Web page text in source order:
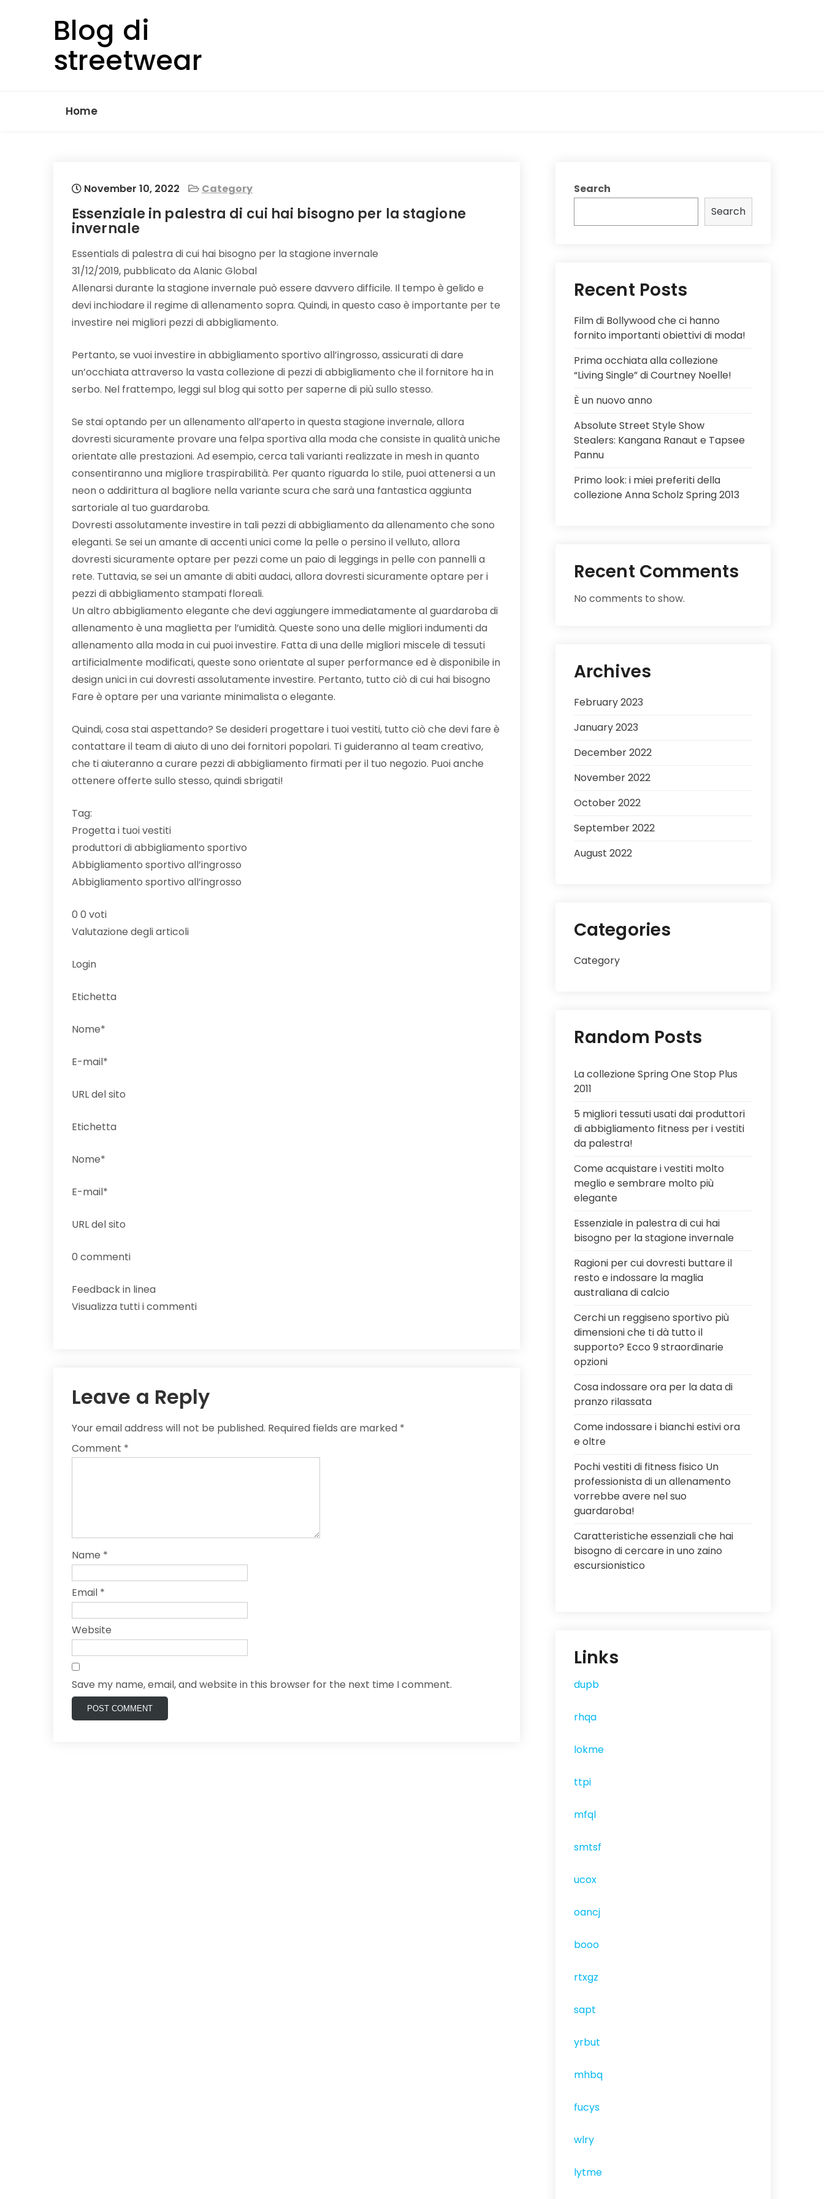
Blog di
streetwear
Home
November 10, 2022 Category
Essenziale in palestra di cui hai bisogno per la stagione
invernale
Essentials di palestra di cui hai bisogno per la stagione invernale
31/12/2019, pubblicato da Alanic Global
Allenarsi durante la stagione invernale può essere davvero difficile. Il tempo è gelido e
devi inchiodare il regime di allenamento sopra. Quindi, in questo caso è importante per te
investire nei migliori pezzi di abbigliamento.
Pertanto, se vuoi investire in abbigliamento sportivo all’ingrosso, assicurati di dare
un’occhiata attraverso la vasta collezione di pezzi di abbigliamento che il fornitore ha in
serbo. Nel frattempo, leggi sul blog qui sotto per saperne di più sullo stesso.
Se stai optando per un allenamento all’aperto in questa stagione invernale, allora
dovresti sicuramente provare una felpa sportiva alla moda che consiste in qualità uniche
orientate alle prestazioni. Ad esempio, cerca tali varianti realizzate in mesh in quanto
consentiranno una migliore traspirabilità. Per quanto riguarda lo stile, puoi attenersi a un
neon o addirittura al bagliore nella variante scura che sarà una fantastica aggiunta
sartoriale al tuo guardaroba.
Dovresti assolutamente investire in tali pezzi di abbigliamento da allenamento che sono
eleganti. Se sei un amante di accenti unici come la pelle o persino il velluto, allora
dovresti sicuramente optare per pezzi come un paio di leggings in pelle con pannelli a
rete. Tuttavia, se sei un amante di abiti audaci, allora dovresti sicuramente optare per i
pezzi di abbigliamento stampati floreali.
Un altro abbigliamento elegante che devi aggiungere immediatamente al guardaroba di
allenamento è una maglietta per l’umidità. Queste sono una delle migliori indumenti da
allenamento alla moda in cui puoi investire. Fatta di una delle migliori miscele di tessuti
artificialmente modificati, queste sono orientate al super performance ed è disponibile in
design unici in cui dovresti assolutamente investire. Pertanto, tutto ciò di cui hai bisogno
Fare è optare per una variante minimalista o elegante.
Quindi, cosa stai aspettando? Se desideri progettare i tuoi vestiti, tutto ciò che devi fare è
contattare il team di aiuto di uno dei fornitori popolari. Ti guideranno al team creativo,
che ti aiuteranno a curare pezzi di abbigliamento firmati per il tuo negozio. Puoi anche
ottenere offerte sullo stesso, quindi sbrigati!
Tag:
Progetta i tuoi vestiti
produttori di abbigliamento sportivo
Abbigliamento sportivo all’ingrosso
Abbigliamento sportivo all’ingrosso
0 0 voti
Valutazione degli articoli
Login
Etichetta
Nome*
E-mail*
URL del sito
Etichetta
Nome*
E-mail*
URL del sito
0 commenti
Feedback in linea
Visualizza tutti i commenti
Leave a Reply
Your email address will not be published. Required fields are marked *
Comment *
Name *
Email *
Website
Save my name, email, and website in this browser for the next time I comment.
Search
Search
Recent Posts
Film di Bollywood che ci hanno
fornito importanti obiettivi di moda!
Prima occhiata alla collezione
“Living Single” di Courtney Noelle!
È un nuovo anno
Absolute Street Style Show
Stealers: Kangana Ranaut e Tapsee
Pannu
Primo look: i miei preferiti della
collezione Anna Scholz Spring 2013
Recent Comments
No comments to show.
Archives
February 2023
January 2023
December 2022
November 2022
October 2022
September 2022
August 2022
Categories
Category
Random Posts
La collezione Spring One Stop Plus
2011
5 migliori tessuti usati dai produttori
di abbigliamento fitness per i vestiti
da palestra!
Come acquistare i vestiti molto
meglio e sembrare molto più
elegante
Essenziale in palestra di cui hai
bisogno per la stagione invernale
Ragioni per cui dovresti buttare il
resto e indossare la maglia
australiana di calcio
Cerchi un reggiseno sportivo più
dimensioni che ti dà tutto il
supporto? Ecco 9 straordinarie
opzioni
Cosa indossare ora per la data di
pranzo rilassata
Come indossare i bianchi estivi ora
e oltre
Pochi vestiti di fitness fisico Un
professionista di un allenamento
vorrebbe avere nel suo
guardaroba!
Caratteristiche essenziali che hai
bisogno di cercare in uno zaino
escursionistico
Links
dupb
rhqa
lokme
ttpi
mfql
smtsf
ucox
oancj
booo
rtxgz
sapt
yrbut
mhbq
fucys
wlry
lytme